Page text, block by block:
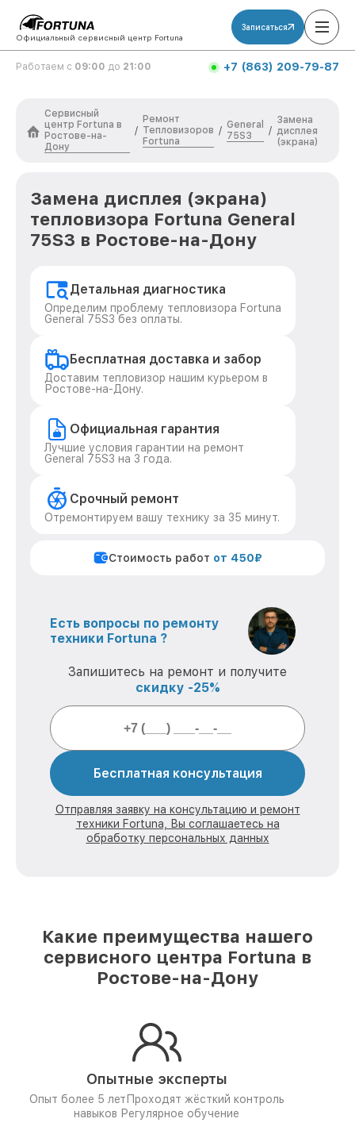
Официальный сервисный центр Fortuna
Записаться
Работаем с 09:00 до 21:00 +7 (863) 209-79-87
Сервисный
центр Fortuna в
Ростове-на-
Дону
/
Ремонт
Тепловизоров
Fortuna
/
General
75S3
/
Замена
дисплея
(экрана)
Замена дисплея (экрана)
тепловизора Fortuna General
75S3 в Ростове-на-Дону
Детальная диагностика
Определим проблему тепловизора Fortuna
General 75S3 без оплаты.
Бесплатная доставка и забор
Доставим тепловизор нашим курьером в
Ростове-на-Дону.
Официальная гарантия
Лучшие условия гарантии на ремонт
General 75S3 на 3 года.
Срочный ремонт
Отремонтируем вашу технику за 35 минут.
Стоимость работ от 450₽
Есть вопросы по ремонту
техники Fortuna ?
Запишитесь на ремонт и получите
скидку -25%
Бесплатная консультация
Отправляя заявку на консультацию и ремонт
техники Fortuna, Вы соглашаетесь на
обработку персональных данных
Какие преимущества нашего
сервисного центра Fortuna в
Ростове-на-Дону
Опытные эксперты
Опыт более 5 лет Проходят жёсткий контроль
навыков Регулярное обучение